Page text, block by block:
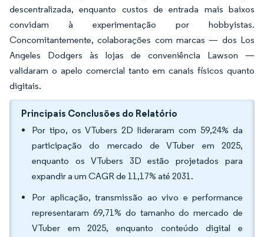
descentralizada, enquanto custos de entrada mais baixos
convidam à experimentação por hobbyistas.
Concomitantemente, colaborações com marcas — dos Los
Angeles Dodgers às lojas de conveniência Lawson —
validaram o apelo comercial tanto em canais físicos quanto
digitais.
Principais Conclusões do Relatório
Por tipo, os VTubers 2D lideraram com 59,24% da
participação do mercado de VTuber em 2025,
enquanto os VTubers 3D estão projetados para
expandir a um CAGR de 11,17% até 2031.
Por aplicação, transmissão ao vivo e performance
representaram 69,71% do tamanho do mercado de
VTuber em 2025, enquanto conteúdo digital e